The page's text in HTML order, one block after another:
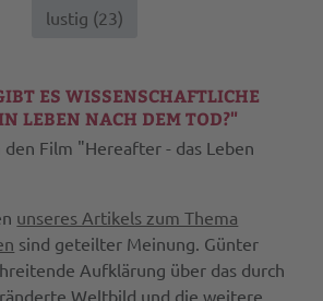
lustig (23)
ES WISSENSCHAFTLICHE
LEBEN NACH DEM TOD?"
den Film "Hereafter - das Leben
unseres Artikels zum Thema
sind geteilter Meinung. Günter
Aufklärung über das durch
Weltbild und die weitere